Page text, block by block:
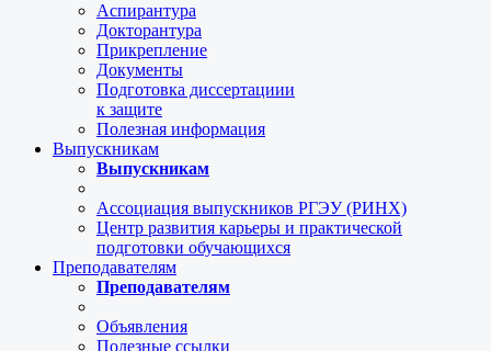
Аспирантура
Докторантура
Прикрепление
Документы
Подготовка диссертациии
к защите
Полезная информация
Выпускникам
Выпускникам
Ассоциация выпускников РГЭУ (РИНХ)
Центр развития карьеры и практической
подготовки обучающихся
Преподавателям
Преподавателям
Объявления
Полезные ссылки